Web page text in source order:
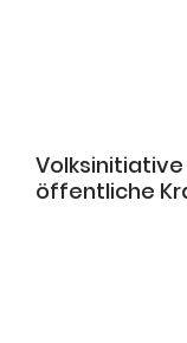
Volksinitiative
öffentliche